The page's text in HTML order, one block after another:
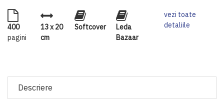
400
pagini
13 x 20
cm
Softcover
Leda
Bazaar
vezi toate
detaliile
Descriere